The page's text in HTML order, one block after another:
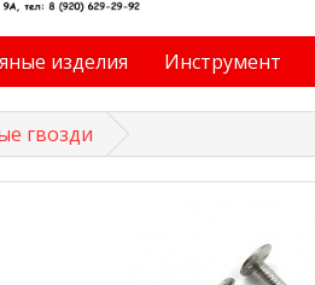
изделия Инструмент
гвозди